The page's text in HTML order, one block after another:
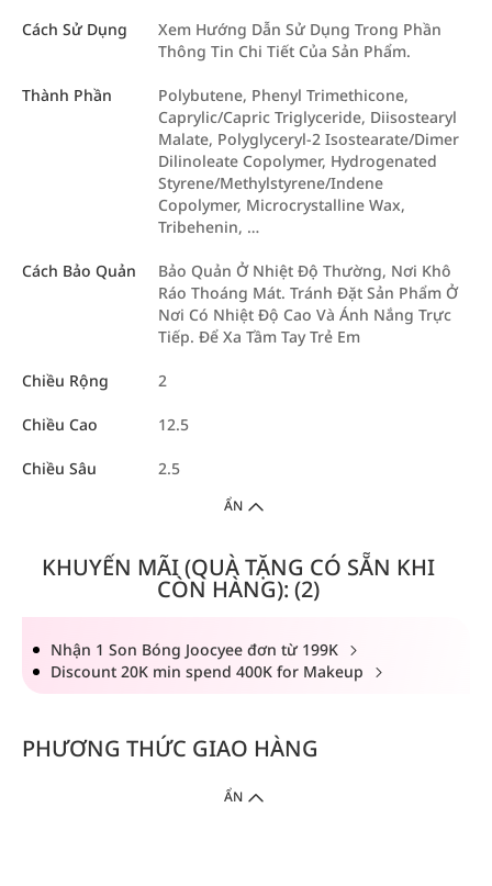
Cách Sử Dụng
Xem Hướng Dẫn Sử Dụng Trong Phần
Thông Tin Chi Tiết Của Sản Phẩm.
Thành Phần
Polybutene, Phenyl Trimethicone,
Caprylic/Capric Triglyceride, Diisostearyl
Malate, Polyglyceryl-2 Isostearate/Dimer
Dilinoleate Copolymer, Hydrogenated
Styrene/Methylstyrene/Indene
Copolymer, Microcrystalline Wax,
Tribehenin, …
Cách Bảo Quản
Bảo Quản Ở Nhiệt Độ Thường, Nơi Khô
Ráo Thoáng Mát. Tránh Đặt Sản Phẩm Ở
Nơi Có Nhiệt Độ Cao Và Ánh Nắng Trực
Tiếp. Để Xa Tầm Tay Trẻ Em
Chiều Rộng 2
Chiều Cao 12.5
Chiều Sâu 2.5
ẨN
KHUYẾN MÃI (QUÀ TẶNG CÓ SẴN KHI
CÒN HÀNG): (2)
Nhận 1 Son Bóng Joocyee đơn từ 199K
Discount 20K min spend 400K for Makeup
PHƯƠNG THỨC GIAO HÀNG
ẨN